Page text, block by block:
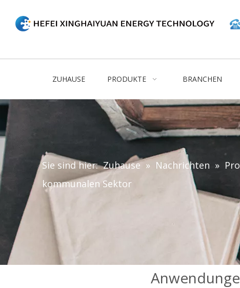
ZUHAUSE PRODUKTE BRANCHEN
Sie sind hier: Zuhause » Nachrichten »
kommunalen Sektor